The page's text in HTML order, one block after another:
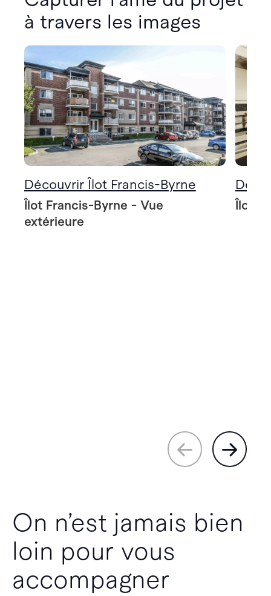
à travers les images
Découvrir Îlot Francis-Byrne
Îlot Francis-Byrne - Vue
extérieure
Îlot
On n’est jamais bien
loin pour vous
accompagner